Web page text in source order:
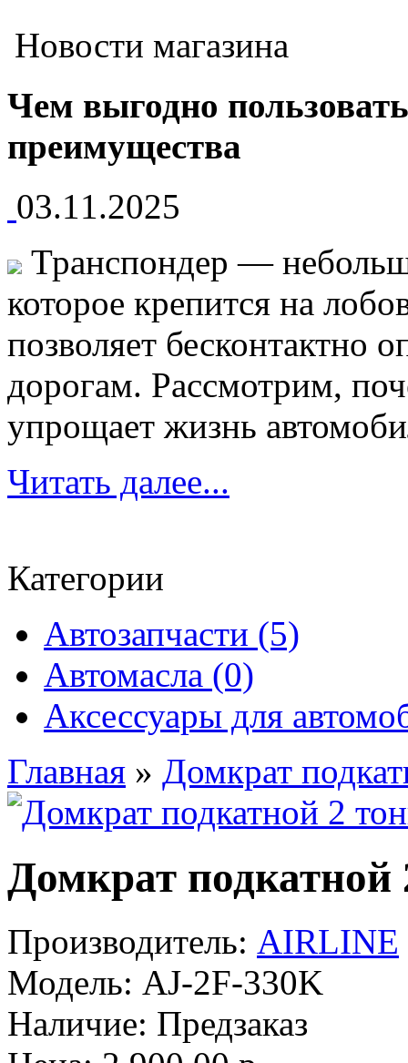
Новости магазина
Чем выгодно
преимущества
03.11.2025
Транспондер —
которое крепится на
позволяет бесконтактно
дорогам. Рассмотрим,
упрощает жизнь
Читать далее...
Категории
Автозапчасти (5)
Автомасла (0)
Аксессуары для
Главная » Домкрат
Домкрат подкатной
Производитель: AIRLINE
Модель: AJ-2F-330K
Наличие: Предзаказ